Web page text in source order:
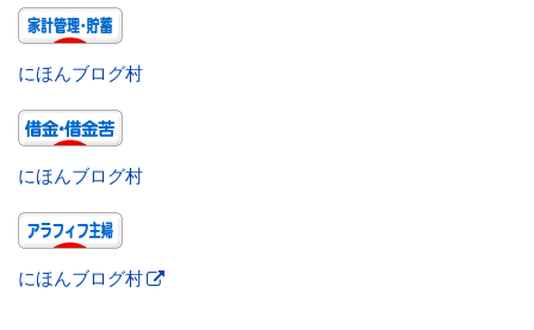
にほんブログ村
にほんブログ村
にほんブログ村